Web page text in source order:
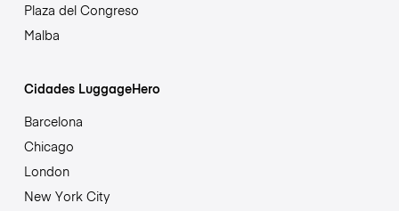
Plaza del Congreso
Malba
Cidades LuggageHero
Barcelona
Chicago
London
New York City